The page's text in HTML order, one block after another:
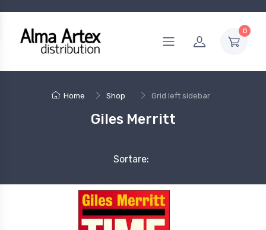
0
Home Shop Grid left sidebar
Giles Merritt
Sortare: